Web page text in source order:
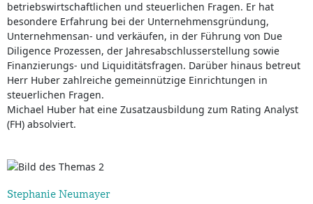
betriebswirtschaftlichen und steuerlichen Fragen. Er hat
besondere Erfahrung bei der Unternehmensgründung,
Unternehmensan- und verkäufen, in der Führung von Due
Diligence Prozessen, der Jahresabschlusserstellung sowie
Finanzierungs- und Liquiditätsfragen. Darüber hinaus betreut
Herr Huber zahlreiche gemeinnützige Einrichtungen in
steuerlichen Fragen.
Michael Huber hat eine Zusatzausbildung zum Rating Analyst
(FH) absolviert.
Stephanie Neumayer